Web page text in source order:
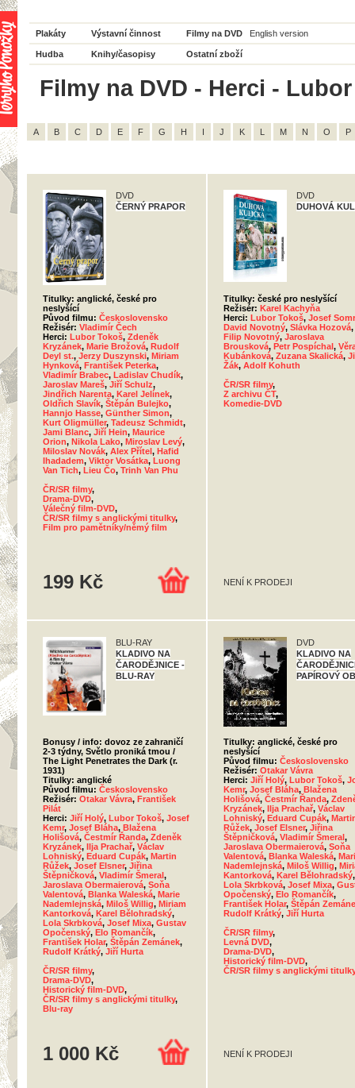
Plakáty Výstavní činnost Filmy na DVD English version
Hudba Knihy/časopisy Ostatní zboží
Filmy na DVD - Herci -
A B C D E F G H I J K L M N O P
DVD
ČERNÝ PRAPOR
Titulky: anglické, české pro
neslyšící
Původ filmu: Československo
Režisér: Vladimír Čech
Herci: Lubor Tokoš, Zdeněk
Kryzánek, Marie Brožová, Rudolf
Deyl st., Jerzy Duszynski, Miriam
Hynková, František Peterka,
Vladimír Brabec, Ladislav Chudík,
Jaroslav Mareš, Jiří Schulz,
Jindřich Narenta, Karel Jelínek,
Oldřich Slavík, Štěpán Bulejko,
Hannjo Hasse, Günther Simon,
Kurt Oligmüller, Tadeusz Schmidt,
Jami Blanc, Jiří Hein, Maurice
Orion, Nikola Lako, Miroslav Levý,
Miloslav Novák, Alex Přítel, Hafid
Ihadadem, Viktor Vosátka, Luong
Van Tich, Lieu Čo, Trinh Van Phu
ČR/SR filmy,
Drama-DVD,
Válečný film-DVD,
ČR/SR filmy s anglickými titulky,
Film pro pamětníky/němý film
199 Kč
DVD
DUHOVÁ
Titulky: české pro neslyšící
Režisér: Karel Kachyňa
Herci: Lubor Tokoš, Josef Somr
David Novotný, Slávka Hozová,
Filip Novotný, Jaroslava
Brousková, Petr Pospíchal,
Kubánková, Zuzana Skalická,
Žák, Adolf Kohuth
ČR/SR filmy,
Z archivu ČT,
Komedie-DVD
NENÍ K PRODEJI
BLU-RAY
KLADIVO NA
ČARODĚJNICE -
BLU-RAY
Bonusy / info: dovoz ze zahraničí
2-3 týdny, Světlo proniká tmou /
The Light Penetrates the Dark (r.
1931)
Titulky: anglické
Původ filmu: Československo
Režisér: Otakar Vávra, František
Pilát
Herci: Jiří Holý, Lubor Tokoš, Josef
Kemr, Josef Bláha, Blažena
Holišová, Čestmír Řanda, Zdeněk
Kryzánek, Ilja Prachař, Václav
Lohniský, Eduard Cupák, Martin
Růžek, Josef Elsner, Jiřina
Štěpničková, Vladimír Šmeral,
Jaroslava Obermaierová, Soňa
Valentová, Blanka Waleská, Marie
Nademlejnská, Miloš Willig, Miriam
Kantorková, Karel Bělohradský,
Lola Skrbková, Josef Mixa, Gustav
Opočenský, Elo Romančík,
František Holar, Štěpán Zemánek,
Rudolf Krátký, Jiří Hurta
ČR/SR filmy,
Drama-DVD,
Historický film-DVD,
ČR/SR filmy s anglickými titulky,
Blu-ray
1 000 Kč
DVD
KLADIVO NA
PAPÍROVÝ
Titulky: anglické, české pro
neslyšící
Původ filmu: Československo
Režisér: Otakar Vávra
Herci: Jiří Holý, Lubor Tokoš,
Kemr, Josef Bláha, Blažena
Holišová, Čestmír Řanda,
Kryzánek, Ilja Prachař, Václav
Lohniský, Eduard Cupák,
Růžek, Josef Elsner, Jiřina
Štěpničková, Vladimír Šmeral,
Jaroslava Obermaierová, Soňa
Valentová, Blanka Waleská,
Nademlejnská, Miloš Willig,
Kantorková, Karel Bělohradský,
Lola Skrbková, Josef Mixa,
Opočenský, Elo Romančík,
František Holar, Štěpán
Rudolf Krátký, Jiří Hurta
ČR/SR filmy,
Levná DVD,
Drama-DVD,
Historický film-DVD,
ČR/SR filmy s anglickými
NENÍ K PRODEJI